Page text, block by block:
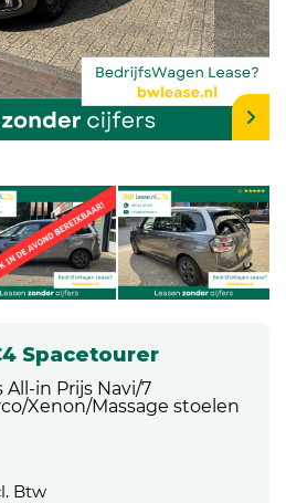
Spacetourer
All-in Prijs Navi/7
Xenon/Massage stoelen
Btw